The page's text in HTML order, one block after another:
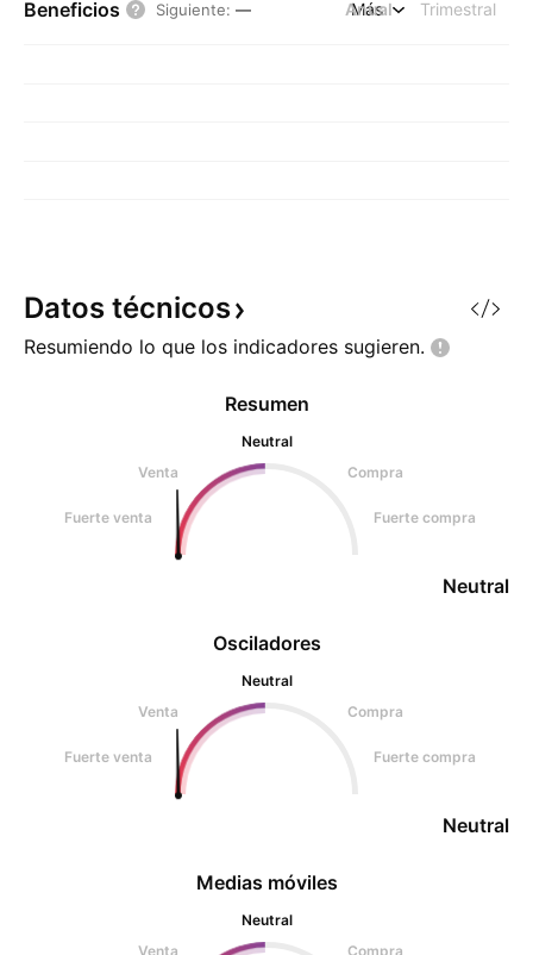
Beneficios Siguiente: — Anual Trimestral
Más
Datos técnicos
Resumiendo lo que los indicadores sugieren.
Osciladores
Neutral
Venta
Compra
Fuerte venta Fuerte compra
Neutral
Resumen
Neutral
Venta
Compra
Fuerte venta Fuerte compra
Neutral
Medias móviles
Neutral
Venta
Compra